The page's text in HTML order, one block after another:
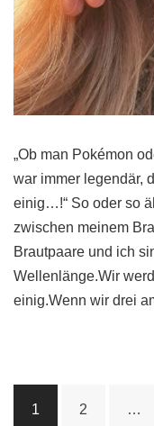
„Ob man Pokémon
war immer legendär,
einig…!“ So oder so
zwischen meinem
Brautpaare und ich
Wellenlänge.Wir
einig.Wenn wir drei
1 2 …